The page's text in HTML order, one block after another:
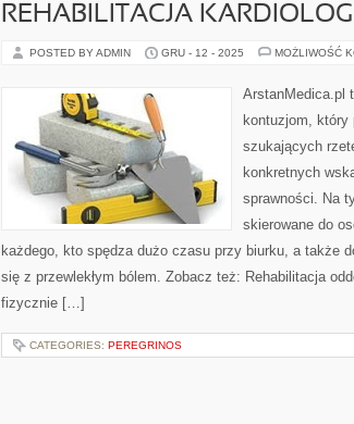
REHABILITACJA
POSTED BY ADMIN GRU - 12 - 2025 MOŻLIWOŚĆ
ArstanMedica.pl
kontuzjom, który
szukających
konkretnych
sprawności. Na
skierowane do
każdego, kto spędza dużo czasu przy biurku, a także
się z przewlekłym bólem. Zobacz też: Rehabilitacja
fizycznie […]
CATEGORIES: PEREGRINOS